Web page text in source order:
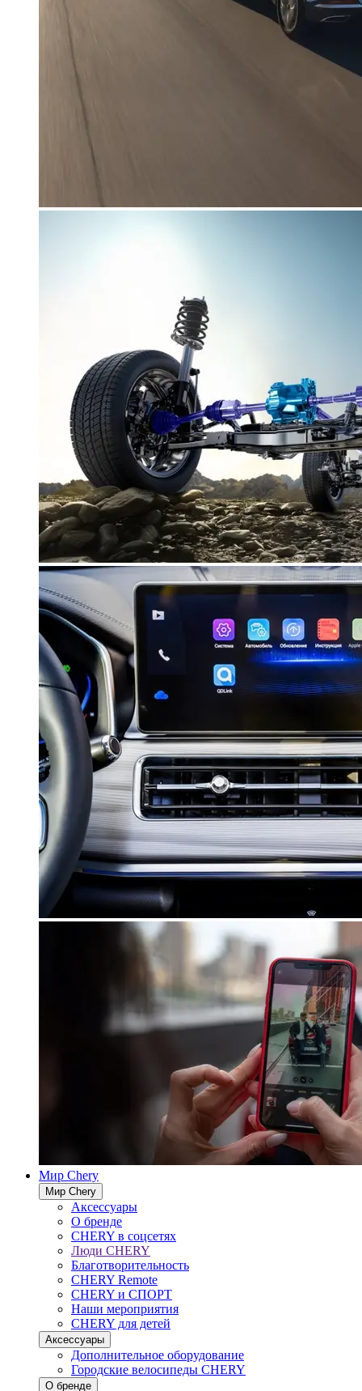
Мир Chery
Мир Chery
Аксессуары
О бренде
CHERY в соцсетях
Люди CHERY
Благотворительность
CHERY Remote
CHERY и СПОРТ
Наши мероприятия
CHERY для детей
Аксессуары
Дополнительное оборудование
Городские велосипеды CHERY
О бренде